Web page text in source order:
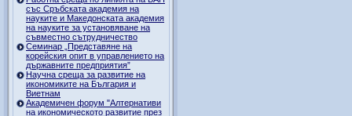
със Сръбската академия на
науките и Македонската академия
на науките за установяване на
съвместно сътрудничество
Семинар „Представяне на
корейския опит в управлението на
държавните предприятия”
Научна среща за развитие на
икономиките на България и
Виетнам
Академичен форум "Алтернативи
на икономическото развитие през